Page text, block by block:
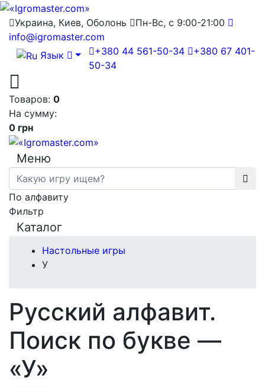
Украина, Киев, Оболонь
Пн-Вс, с 9:00-21:00
info@igromaster.com
Язык
+380 44 561-50-34
+380 67 401-
50-34
Товаров: 0
На сумму:
0 грн
Меню
По алфавиту
Фильтр
Каталог
Настольные игры
У
Русский алфавит.
Поиск по букве —
«У»